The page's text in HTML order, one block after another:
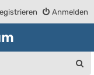
Anmelden